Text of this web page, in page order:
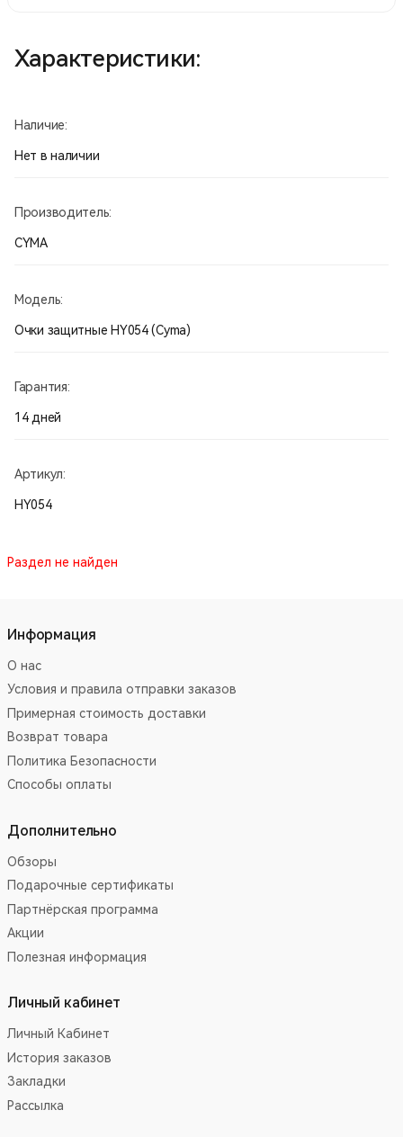
Характеристики:
Наличие:
Нет в наличии
Производитель:
CYMA
Модель:
Очки защитные HY054 (Cyma)
Гарантия:
14 дней
Артикул:
HY054
Раздел не найден
Информация
О нас
Условия и правила отправки заказов
Примерная стоимость доставки
Возврат товара
Политика Безопасности
Способы оплаты
Дополнительно
Обзоры
Подарочные сертификаты
Партнёрская программа
Акции
Полезная информация
Личный кабинет
Личный Кабинет
История заказов
Закладки
Рассылка